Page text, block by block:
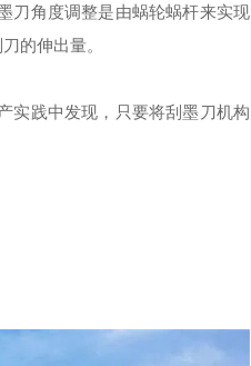
刀角度调整是由蜗轮蜗杆来实现
的伸出量。
实践中发现，只要将刮墨刀机构